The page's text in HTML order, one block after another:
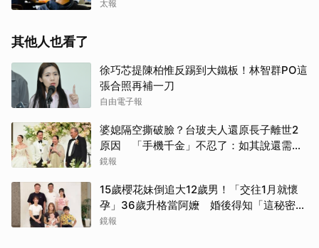
太報
其他人也看了
徐巧芯提陳柏惟反踢到大鐵板！林智群PO這
張合照再補一刀
自由電子報
婆媳隔空撕破臉？台玻夫人還原長子離世2
原因 「手機千金」不忍了：如其說還需要
離開嗎？
鏡報
15歲櫻花妹倒追大12歲男！「交往1月就懷
孕」36歲升格當阿嬤 婚後得知「這秘密」
傻眼了
鏡報